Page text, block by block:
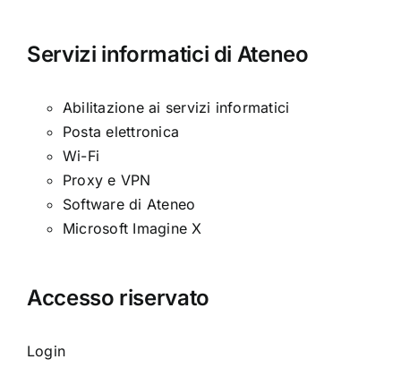
Servizi informatici di Ateneo
Abilitazione ai servizi informatici
Posta elettronica
Wi-Fi
Proxy e VPN
Software di Ateneo
Microsoft Imagine X
Accesso riservato
Login